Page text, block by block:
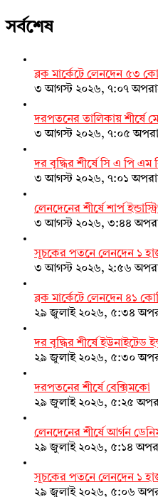
সর্বশেষ
ব্লক মার্কেটে লেনদেন ৫৩
৩ আগস্ট ২০২৬, ৭:০৭
দরপতনের তালিকায় শীর্ষে
৩ আগস্ট ২০২৬, ৭:০৫
দর বৃদ্ধির শীর্ষে সি এ পি
৩ আগস্ট ২০২৬, ৭:০১
লেনদেনের শীর্ষে শার্প
৩ আগস্ট ২০২৬, ৩:৪৪
সূচকের পতনে লেনদেন ১
৩ আগস্ট ২০২৬, ২:৫৬
ব্লক মার্কেটে লেনদেন ৪১
২৯ জুলাই ২০২৬, ৫:৩৪
দর বৃদ্ধির শীর্ষে ইউনাইটেড
২৯ জুলাই ২০২৬, ৫:৩০
দরপতনের শীর্ষে বেক্সিমকো
২৯ জুলাই ২০২৬, ৫:২৫
লেনদেনের শীর্ষে আর্গন
২৯ জুলাই ২০২৬, ৫:১৪
সূচকের পতনে লেনদেন ১
২৯ জুলাই ২০২৬, ৫:০৬